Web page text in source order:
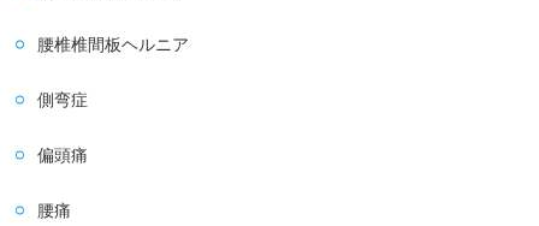
腰椎椎間板ヘルニア
側弯症
偏頭痛
腰痛